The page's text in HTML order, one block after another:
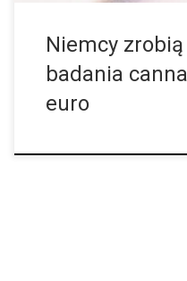
Niemcy
badania
euro